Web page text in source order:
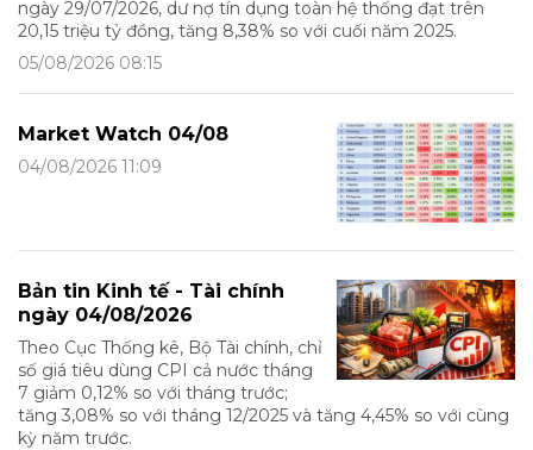
ngày 29/07/2026, dư nợ tín dụng toàn hệ thống đạt trên
20,15 triệu tỷ đồng, tăng 8,38% so với cuối năm 2025.
05/08/2026 08:15
Market Watch 04/08
04/08/2026 11:09
Bản tin Kinh tế - Tài chính
ngày 04/08/2026
Theo Cục Thống kê, Bộ Tài chính, chỉ
số giá tiêu dùng CPI cả nước tháng
7 giảm 0,12% so với tháng trước;
tăng 3,08% so với tháng 12/2025 và tăng 4,45% so với cùng
kỳ năm trước.